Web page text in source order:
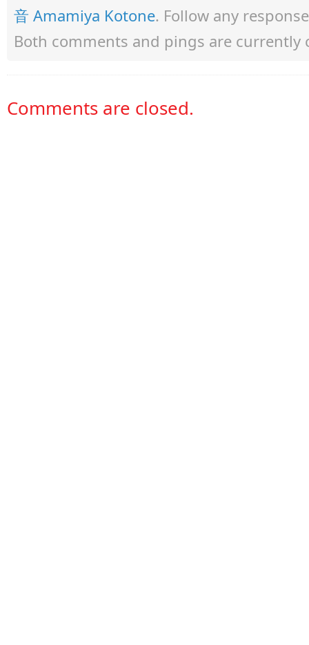
音 Amamiya Kotone. Follow any
Both comments and pings are currently
Comments are closed.